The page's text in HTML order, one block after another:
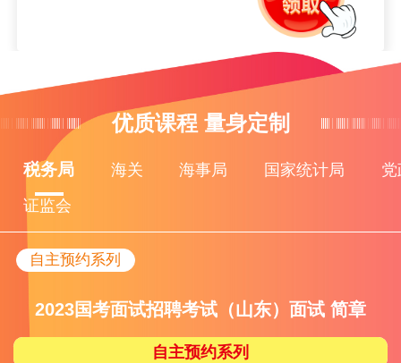
优质课程 量身定制
税务局 海关 海事局 国家统计局
证监会
自主预约系列
2023国考面试招聘考试（山东）面试 简章
自主预约系列